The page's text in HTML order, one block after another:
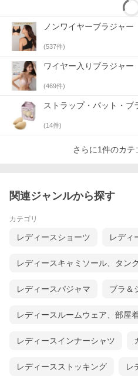
ノンワイヤーブラジャー
(537件)
ワイヤー入りブラジャー
(469件)
ストラップ・パット・ブ
(14件)
さらに1件のカテ
関連ジャンルから探す
カテゴリ
レディースショーツ レディ
レディースキャミソール、タン
レディースパジャマ ブラ＆
レディースルームウェア、部屋
レディースインナーシャツ
レディースストッキング レ